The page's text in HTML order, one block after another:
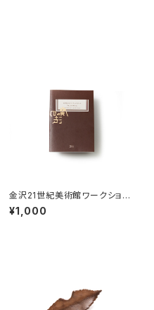
金沢21世紀美術館ワークショッ
プ・アーカイブブック 2018-201
9
¥1,000